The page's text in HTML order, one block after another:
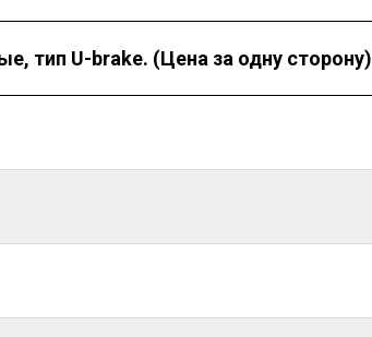
тип U-brake. (Цена за одну сторону)